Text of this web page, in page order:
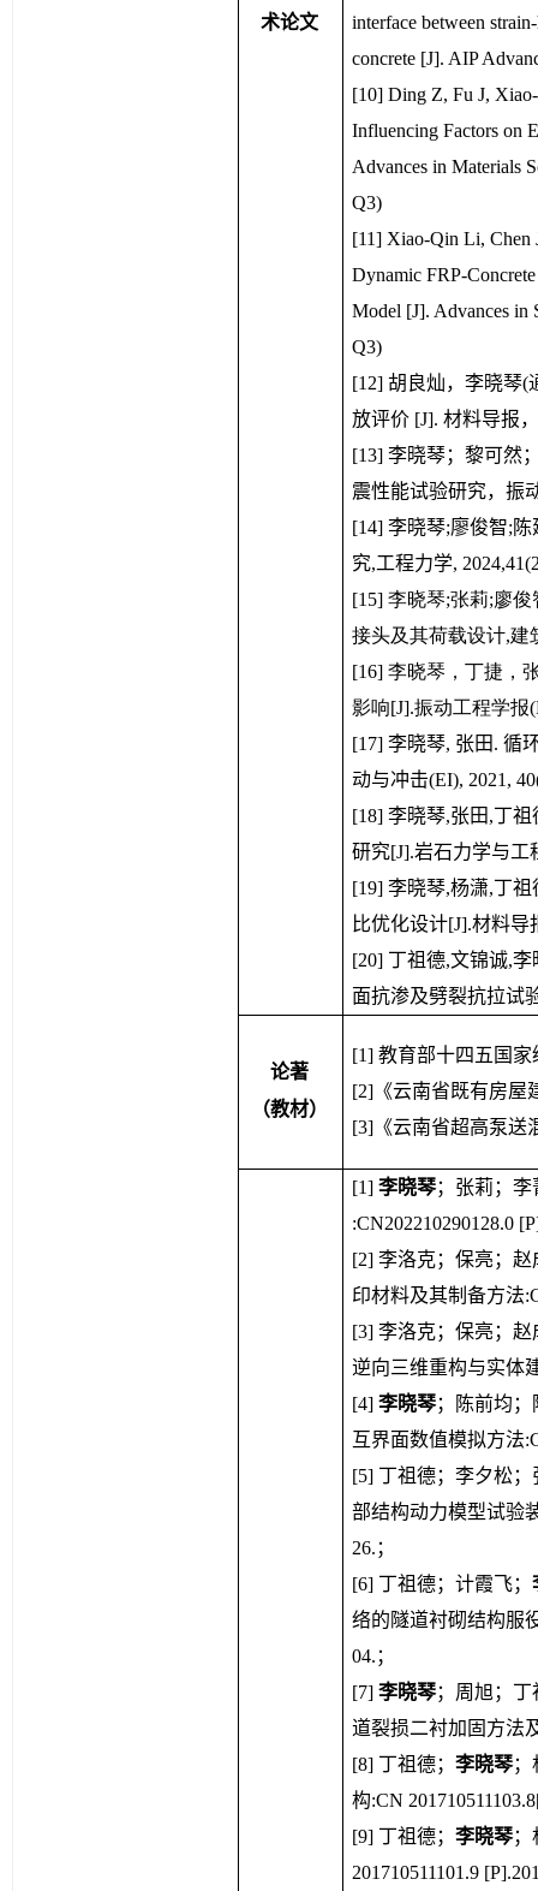
术论文
interface between
concrete [J]. AIP
[10] Ding Z, Fu J,
Influencing Factors on
Advances in Materials
Q3)
[11] Xiao-Qin Li, Chen
Dynamic FRP-
Model [J]. Advances in
Q3)
[12] 胡良灿，李晓琴(
放评价 [J]. 材料导报
[13] 李晓琴；黎可然
震性能试验研究，振
[14] 李晓琴;廖俊智;
究,工程力学,
[15] 李晓琴;张莉;廖俊
接头及其荷载设计,建
[16] 李晓琴，丁捷，
影响[J].振动工程学报
[17] 李晓琴, 张田. 循
动与冲击(EI), 2021,
[18] 李晓琴,张田,丁
研究[J].岩石力学与工
[19] 李晓琴,杨潇,丁
比优化设计[J].材料导
[20] 丁祖德,文锦诚,
面抗渗及劈裂抗拉试
论著
（教材）
[1] 教育部十四五国
[2]《云南省既有房屋
[3]《云南省超高泵送
[1] 李晓琴；张莉；李
:CN202210290128.0
[2] 李洛克； 保亮 ； 赵
印材料及其制备方法
[3] 李洛克； 保亮 ； 赵
逆向三维重构与实体
[4] 李晓琴；陈前均；
互界面数值模拟方法
[5] 丁祖德；李夕松；
部结构动力模型试验
26.；
[6] 丁祖德；计霞飞；
络的隧道衬砌结构服
04.；
[7] 李晓琴；周旭；丁
道裂损二衬加固方法
[8] 丁祖德； 李晓琴；
构:CN
[9] 丁祖德； 李晓琴；
201710511101.9